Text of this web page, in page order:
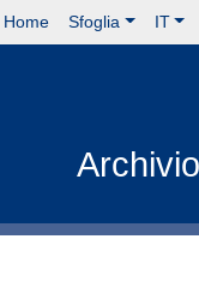
Home Sfoglia IT